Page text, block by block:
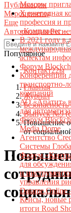
Публикации
Мероприятия
Еще
Авторизация
Популярное
Moscow
X ежегодная
профессия и
«Комплаенс —
В 2021 году в
аспектам
Форум
Конференции
транспортно-
компаний
АО «Апатит»
для
Форум
Media Dome
Агентство
Системы
Форум
для
и
управления
Datame.Online
Кейсы, новые
итоги Road
Контакт22ы
Главная
Журнал
Выпуск №9
Повышение
от